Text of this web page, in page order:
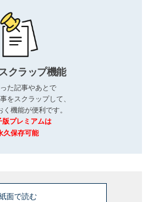
クラップ機能
た記事やあとで
をスクラップして、
く機能が便利です。
版プレミアムは
久保存可能
面で読む